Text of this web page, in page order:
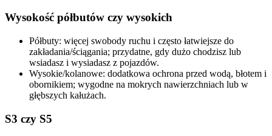
Wysokość półbutów czy wysokich
Półbuty: więcej swobody ruchu i często łatwiejsze do
zakładania/ściągania; przydatne, gdy dużo chodzisz lub
wsiadasz i wysiadasz z pojazdów.
Wysokie/kolanowe: dodatkowa ochrona przed wodą, błotem i
obornikiem; wygodne na mokrych nawierzchniach lub w
głębszych kałużach.
S3 czy S5